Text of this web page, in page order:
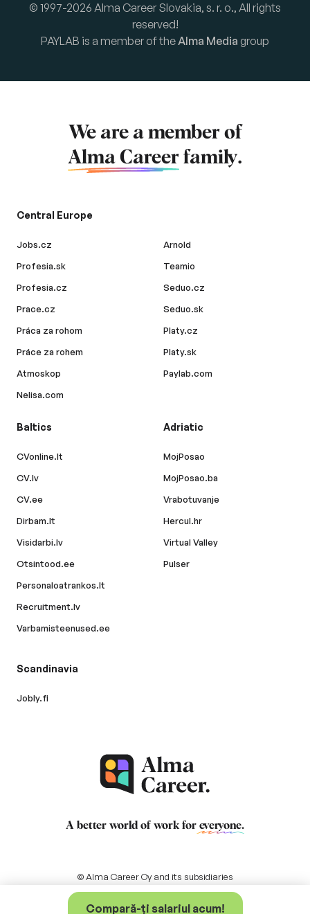
Compară-ți salariul acum!
© 1997-2026 Alma Career Slovakia, s. r. o., All rights
reserved!
PAYLAB is a member of theAlma Media group
We are a member of
Alma Career family.
Central Europe
Jobs.cz
Profesia.sk
Profesia.cz
Prace.cz
Práca za rohom
Práce za rohem
Atmoskop
Nelisa.com
Arnold
Teamio
Seduo.cz
Seduo.sk
Platy.cz
Platy.sk
Paylab.com
Baltics
CVonline.lt
CV.lv
CV.ee
Dirbam.lt
Visidarbi.lv
Otsintood.ee
Personaloatrankos.lt
Recruitment.lv
Varbamisteenused.ee
Adriatic
MojPosao
MojPosao.ba
Vrabotuvanje
Hercul.hr
Virtual Valley
Pulser
Scandinavia
Jobly.fi
A better world of work for everyone.
© Alma Career Oy and its subsidiaries